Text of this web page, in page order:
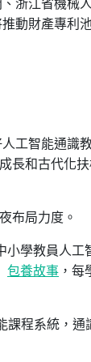
浙江省機械
動財產專利
工智能通識
長和古代化
布局力度。
小學教員人工
包養故事 ，每
課程系統，通